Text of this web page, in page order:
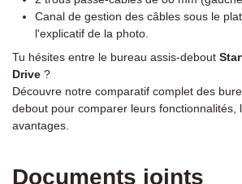
Canal de gestion des câbles sous le
l'explicatif de la photo.
Tu hésites entre le bureau assis-debout
Drive ?
Découvre notre comparatif complet des
debout pour comparer leurs fonctionnalités,
avantages.
Documents joints